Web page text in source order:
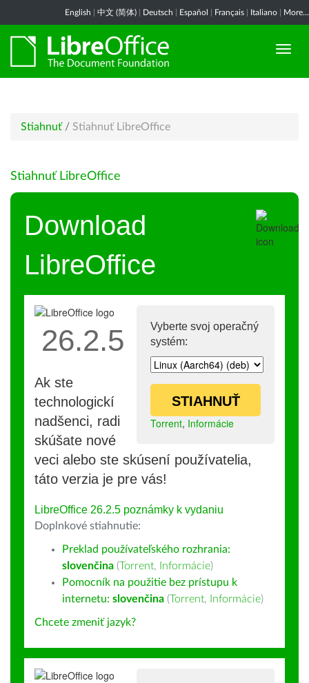
English 中文 (简体) Deutsch Español Français Italiano More...
Stiahnuť / Stiahnuť LibreOffice
Stiahnuť LibreOffice
Download
LibreOffice
Vyberte svoj operačný
systém:
STIAHNUŤ
Torrent, Informácie
26.2.5
Ak ste
technologickí
nadšenci, radi
skúšate nové
veci alebo ste skúsení používatelia,
táto verzia je pre vás!
LibreOffice 26.2.5 poznámky k vydaniu
Doplnkové stiahnutie:
Preklad používateľského rozhrania:
slovenčina (Torrent, Informácie)
Pomocník na použitie bez prístupu k
internetu: slovenčina (Torrent, Informácie)
Chcete zmeniť jazyk?